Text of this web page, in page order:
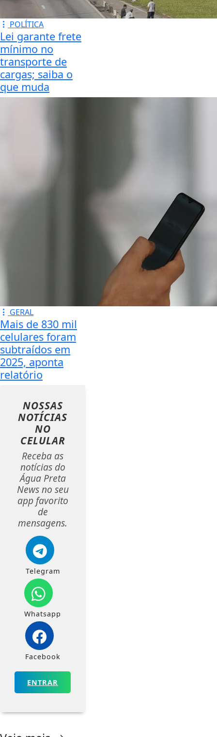
POLÍTICA
Lei garante frete
mínimo no
transporte de
cargas; saiba o
que muda
GERAL
Mais de 830 mil
celulares foram
subtraídos em
2025, aponta
relatório
NOSSAS
NOTÍCIAS
NO
CELULAR
Receba as
notícias do
Água Preta
News no seu
app favorito
de
mensagens.
Telegram
Whatsapp
Facebook
ENTRAR